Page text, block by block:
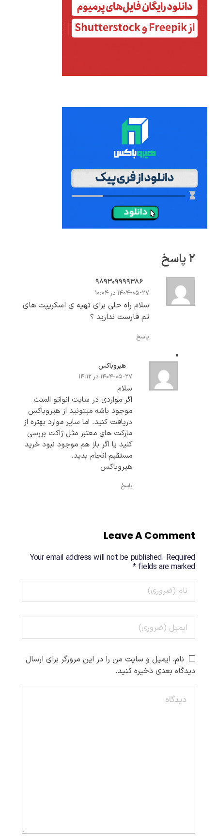
۲ پاسخ
۹۸۹۳۰۹۹۹۹۳۸۶
۱۴۰۴-۰۵-۲۷ در ۱۰:۰۴
سلام راه حلی برای تهیه ی اسکریپت های
تم فارست ندارید ؟
پاسخ
هیروباکس
۱۴۰۴-۰۵-۲۷ در ۱۴:۱۲
سلام
اگر مواردی در سایت انواتو المنت
موجود باشه میتونید از هیروباکس
دریافت کنید. اما سایر موارد بهتره از
مارکت های معتبر مثل ژاکت بررسی
کنید یا اگر باز هم موجود نبود خرید
مستقیم انجام بدید.
هیروباکس
پاسخ
Leave A Comment
Your email address will not be published. Required
fields are marked *
نام، ایمیل و سایت من را در این مرورگر برای ارسال
دیدگاه بعدی ذخیره کنید.